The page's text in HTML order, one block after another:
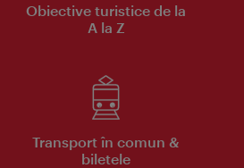
Obiective turistice de la
A la Z
Transport în comun &
biletele